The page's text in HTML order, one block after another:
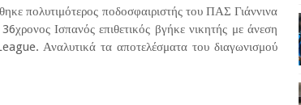
πολυτιμότερος ποδοσφαιριστής του ΠΑΣ Γιάννινα
Ισπανός επιθετικός βγήκε νικητής με άνεση
Αναλυτικά τα αποτελέσματα του διαγωνισμού